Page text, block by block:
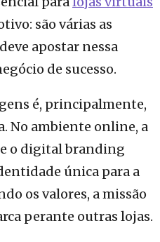
são várias as
apostar nessa
de sucesso.
é, principalmente,
No ambiente online, a
o digital branding
única para a
os valores, a missão
perante outras lojas.